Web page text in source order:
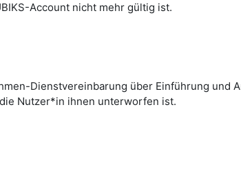
Account nicht mehr gültig ist.
Dienstvereinbarung über Einführung und
Nutzer*in ihnen unterworfen ist.